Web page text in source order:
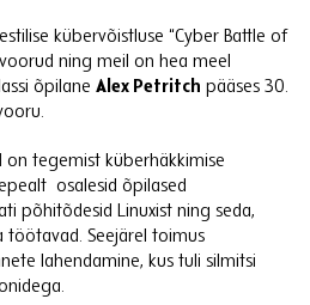
kübervõistluse “Cyber Battle of
ning meil on hea meel
õpilane Alex Petritch pääses 30.
on tegemist küberhäkkimise
osalesid õpilased
põhitõdesid Linuxist ning seda,
töötavad. Seejärel toimus
lahendamine, kus tuli silmitsi